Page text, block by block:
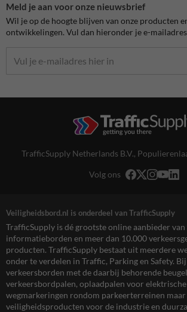
Meld je aan voor onze nieuwsbrief
Wil je op de hoogte blijven van onze producten
ontwikkelingen. Vul dan hieronder je e-
TrafficSupply Netherlands B.V.,
Volg ons
Veiligheidsbord.nl is onderdeel van TrafficSupply
TrafficSupply is dé grootste online aanbieder van
informatieborden en meer dan 10.000
producten. TrafficSupply bestaat uit meerdere
onder te verdelen in Traffic, Parking en Safety.
verkeersborden met de daarbij behorende
verkeersbordpalen, oplaadpalen voor elektrische
wegmarkeringen rondom parkeerterreinen
veiligheidsproducten voor de industrie en